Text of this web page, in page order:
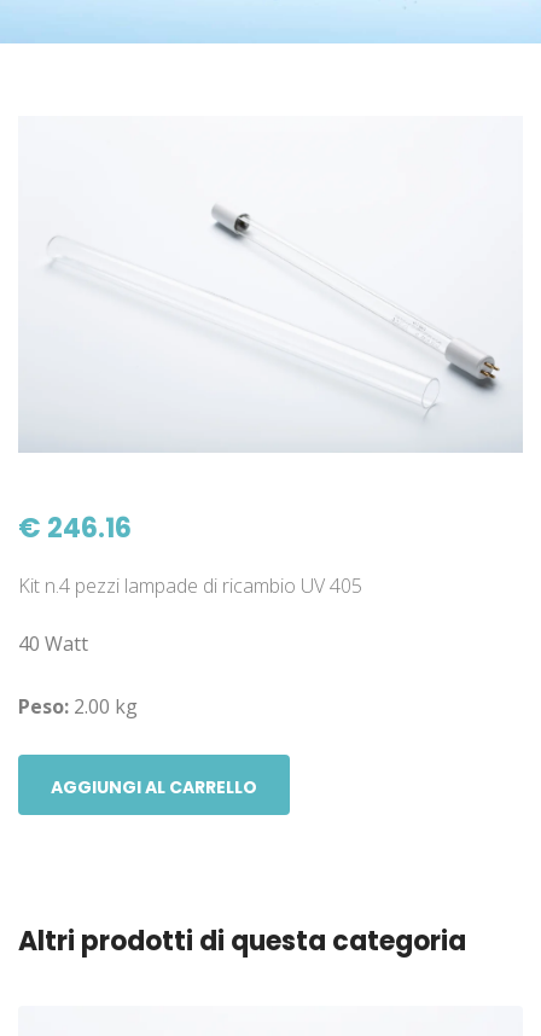
€ 246.16
Kit n.4 pezzi lampade di ricambio UV 405
40 Watt
Peso: 2.00 kg
AGGIUNGI AL CARRELLO
Altri prodotti di questa categoria